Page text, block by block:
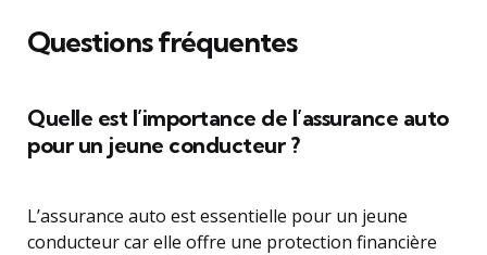
Questions fréquentes
Quelle est l’importance de l’assurance auto
pour un jeune conducteur ?
L’assurance auto est essentielle pour un jeune
conducteur car elle offre une protection financière